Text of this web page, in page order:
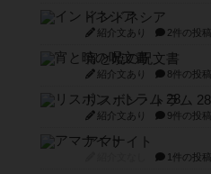
インドネシア
紹介文あり 2件の投稿
宵と暁の呪文書
紹介文あり 8件の投稿
リスボン・トラム 28
紹介文あり 9件の投稿
アマナイト
1件の投稿